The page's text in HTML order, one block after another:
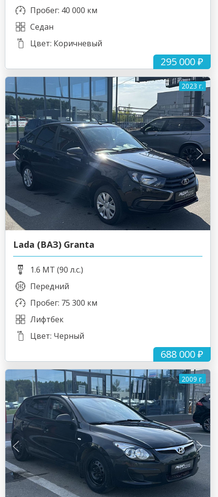
295 000 ₽
Пробег: 40 000 км
Седан
Цвет: Коричневый
2023 г.
688 000 ₽
Lada (ВАЗ) Granta
1.6 MT (90 л.с.)
Передний
Пробег: 75 300 км
Лифтбек
Цвет: Черный
2009 г.